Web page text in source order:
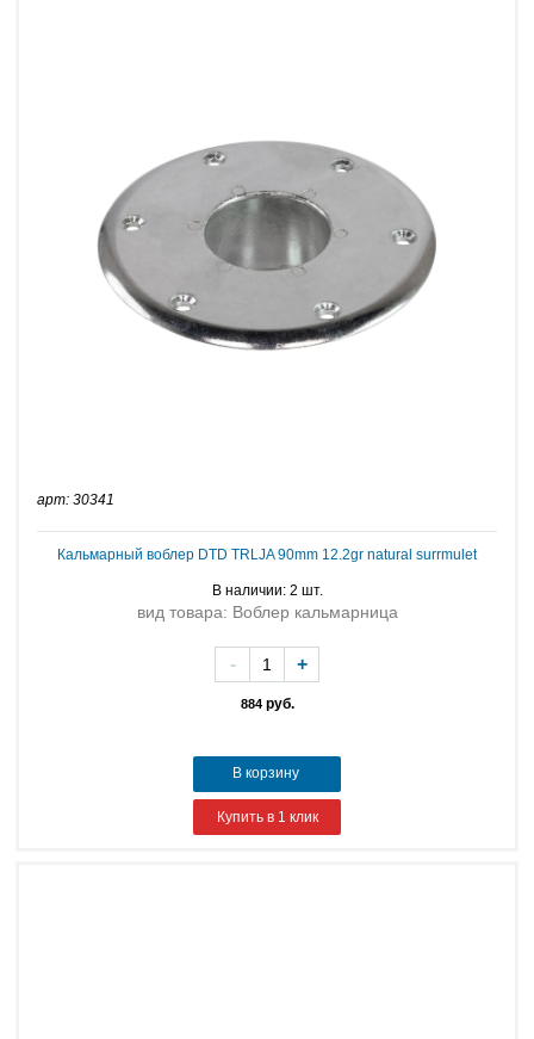
арт: 30341
Кальмарный воблер DTD TRLJA 90mm 12.2gr natural surrmulet
В наличии: 2 шт.
вид товара: Воблер кальмарница
884руб.
- +
В корзину
Купить в 1 клик